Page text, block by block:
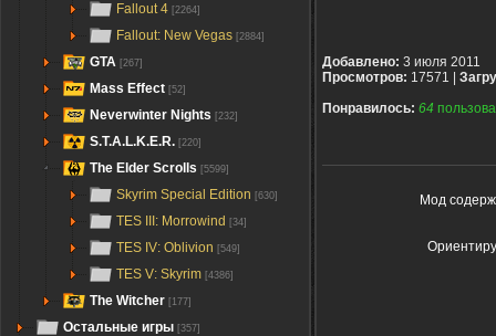
Fallout 4 [2264]
Fallout: New Vegas [2884]
GTA [267]
Mass Effect [52]
Neverwinter Nights [232]
S.T.A.L.K.E.R. [220]
The Elder Scrolls [5599]
Skyrim Special Edition [630]
TES III: Morrowind [34]
TES IV: Oblivion [549]
TES V: Skyrim [4386]
The Witcher [177]
Остальные игры [357]
Добавлено: 3 июля 2011
Просмотров: 17571 |
Понравилось: 64
Мод